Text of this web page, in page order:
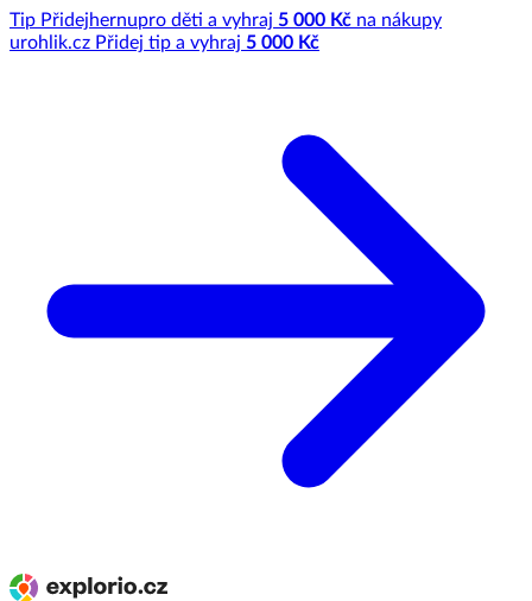
Tip Přidejhernupro děti a vyhraj 5 000 Kč na nákupy
urohlik.cz Přidej tip a vyhraj 5 000 Kč